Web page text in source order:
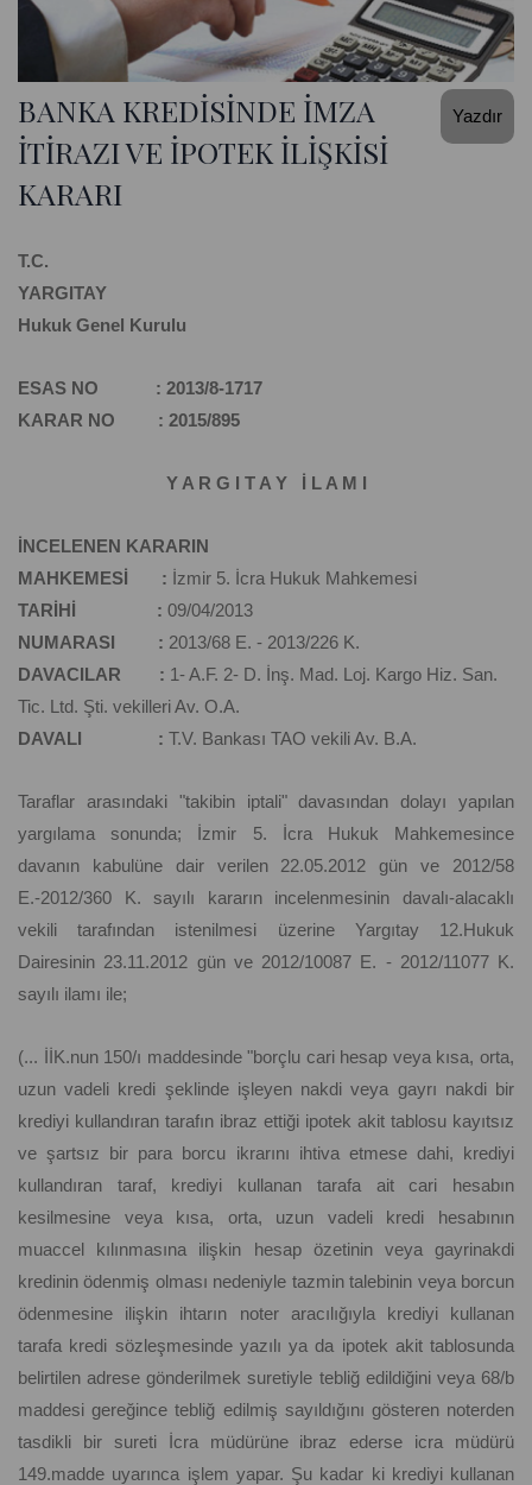
Yazdır
BANKA KREDİSİNDE İMZA
İTİRAZI VE İPOTEK İLİŞKİSİ
KARARI
T.C.
YARGITAY
Hukuk Genel Kurulu
ESAS NO : 2013/8-1717
KARAR NO : 2015/895
Y A R G I T A Y İ L A M I
İNCELENEN KARARIN
MAHKEMESİ : İzmir 5. İcra Hukuk Mahkemesi
TARİHİ : 09/04/2013
NUMARASI : 2013/68 E. - 2013/226 K.
DAVACILAR : 1- A.F. 2- D. İnş. Mad. Loj. Kargo Hiz. San.
Tic. Ltd. Şti. vekilleri Av. O.A.
DAVALI : T.V. Bankası TAO vekili Av. B.A.
Taraflar arasındaki "takibin iptali" davasından dolayı yapılan
yargılama sonunda; İzmir 5. İcra Hukuk Mahkemesince
davanın kabulüne dair verilen 22.05.2012 gün ve 2012/58
E.-2012/360 K. sayılı kararın incelenmesinin davalı-alacaklı
vekili tarafından istenilmesi üzerine Yargıtay 12.Hukuk
Dairesinin 23.11.2012 gün ve 2012/10087 E. - 2012/11077 K.
sayılı ilamı ile;
(... İİK.nun 150/ı maddesinde "borçlu cari hesap veya kısa, orta,
uzun vadeli kredi şeklinde işleyen nakdi veya gayrı nakdi bir
krediyi kullandıran tarafın ibraz ettiği ipotek akit tablosu kayıtsız
ve şartsız bir para borcu ikrarını ihtiva etmese dahi, krediyi
kullandıran taraf, krediyi kullanan tarafa ait cari hesabın
kesilmesine veya kısa, orta, uzun vadeli kredi hesabının
muaccel kılınmasına ilişkin hesap özetinin veya gayrinakdi
kredinin ödenmiş olması nedeniyle tazmin talebinin veya borcun
ödenmesine ilişkin ihtarın noter aracılığıyla krediyi kullanan
tarafa kredi sözleşmesinde yazılı ya da ipotek akit tablosunda
belirtilen adrese gönderilmek suretiyle tebliğ edildiğini veya 68/b
maddesi gereğince tebliğ edilmiş sayıldığını gösteren noterden
tasdikli bir sureti İcra müdürüne ibraz ederse icra müdürü
149.madde uyarınca işlem yapar. Şu kadar ki krediyi kullanan